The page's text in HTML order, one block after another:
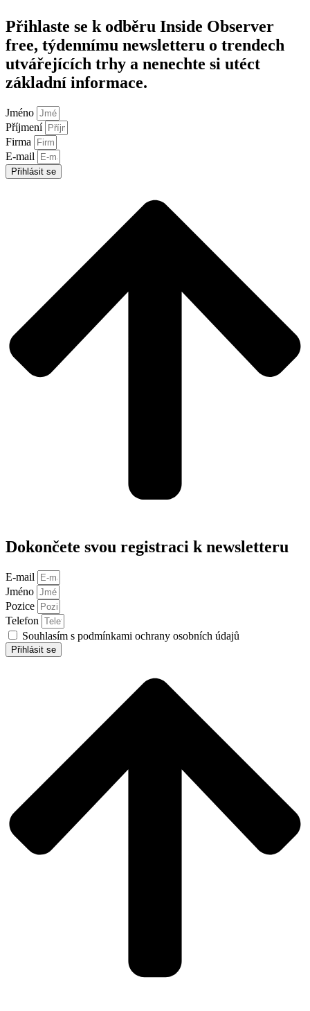
Přihlaste se k odběru Inside Observer
free, týdennímu newsletteru o trendech
utvářejících trhy a nenechte si utéct
základní informace.
Jméno
Příjmení
Firma
E-mail
Přihlásit se
Dokončete svou registraci k newsletteru
E-mail
Jméno
Pozice
Telefon
Souhlasím s podmínkami ochrany osobních údajů
Přihlásit se